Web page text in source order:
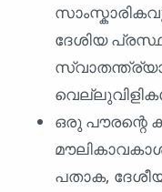
ദേശിയ
ഒരു പൗരന്റെ
പതാക,